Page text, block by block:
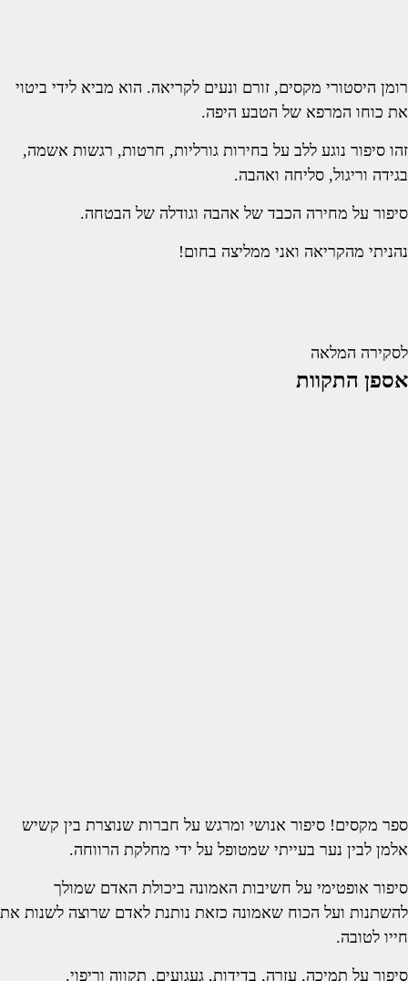
רומן היסטורי מקסים, זורם ונעים לקריאה. הוא מביא לידי ביטוי
את כוחו המרפא של הטבע היפה.
זהו סיפור נוגע ללב על בחירות גורליות, חרטות, רגשות אשמה,
בגידה וריגול, סליחה ואהבה.
סיפור על מחירה הכבד של אהבה וגודלה של הבטחה.
נהניתי מהקריאה ואני ממליצה בחום!
לסקירה המלאה
אספן התקוות
ספר מקסים! סיפור אנושי ומרגש על חברות שנוצרת בין קשיש
אלמן לבין נער בעייתי שמטופל על ידי מחלקת הרווחה.
סיפור אופטימי על חשיבות האמונה ביכולת האדם שמולך
להשתנות ועל הכוח שאמונה כזאת נותנת לאדם שרוצה לשנות את
חייו לטובה.
סיפור על תמיכה, עזרה, בדידות, געגועים, תקווה וריפוי.